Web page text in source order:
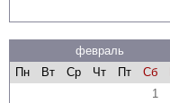
февраль
Пн
Вт Ср Чт Пт Сб
1